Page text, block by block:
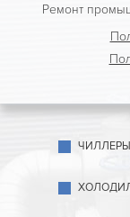
Ремонт
ЧИЛЛЕРЫ